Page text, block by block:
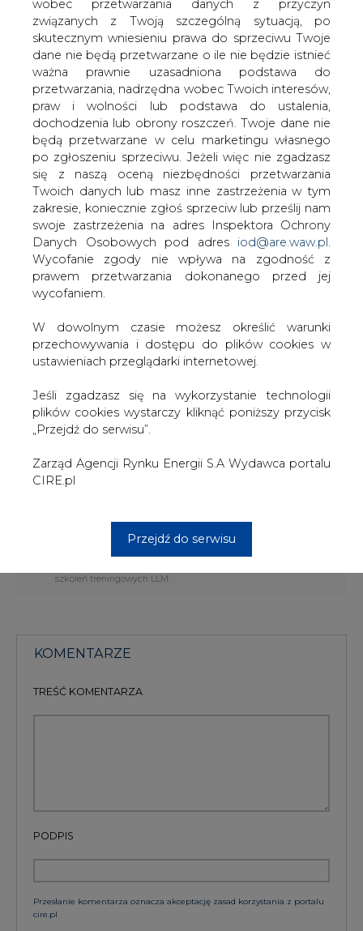
wobec przetwarzania danych z przyczyn
związanych z Twoją szczególną sytuacją, po
skutecznym wniesieniu prawa do sprzeciwu Twoje
dane nie będą przetwarzane o ile nie będzie istnieć
ważna prawnie uzasadniona podstawa do
przetwarzania, nadrzędna wobec Twoich interesów,
praw i wolności lub podstawa do ustalenia,
dochodzenia lub obrony roszczeń. Twoje dane nie
będą przetwarzane w celu marketingu własnego
po zgłoszeniu sprzeciwu. Jeżeli więc nie zgadzasz
się z naszą oceną niezbędności przetwarzania
Twoich danych lub masz inne zastrzeżenia w tym
zakresie, koniecznie zgłoś sprzeciw lub prześlij nam
swoje zastrzeżenia na adres Inspektora Ochrony
Danych Osobowych pod adres iod@are.waw.pl
Wycofanie zgody nie wpływa na zgodność z
prawem przetwarzania dokonanego przed jej
wycofaniem.
W dowolnym czasie możesz określić warunki
przechowywania i dostępu do plików cookies w
ustawieniach przeglądarki internetowej.
Jeśli zgadzasz się na wykorzystanie technologii
plików cookies wystarczy kliknąć poniższy przycisk
„Przejdź do serwisu”.
Zarząd Agencji Rynku Energii S.A Wydawca portalu
CIRE.pl
Przejdź do serwisu
wynika ze środowej wypowiedzi
wiceprezesa Lotosu ds. finansowych
Mariusza Machajewskiego.
"Na jesieni powinniśmy wyjść na plus w detalu" -
powiedział Machajewski dziennikarzom w środę. Dodał,
że Lotos zwiększył wolumen sprzedaży detalicznej w
pierwszym półroczu o 30,0%.
"Udało się to zrobić dzięki programom lojalnościowym,
promocjom i paliwu brandowanemu" - powiedział.
Przychody ze sprzedaży obszaru detalicznego w II
kwartale 2008 roku wyniosły 416 mln zł, a strata
operacyjna wyniosła 7 mln zł.
"Na wyniki finansowe Grupy Kapitałowej w II kwartale
wpływ miał proces związany z restrukturyzacją i
optymalizacją struktury sieci stacji" - czytamy w raporcie
kwartalnym.
Grupa Lotos posiadała na koniec czerwca 348 stacji paliw:
134 własnych, 138 patronackich i 88 partnerskich.
sprzedaży paliw w kraju. Strategia rozwoju spółki zakłada
wzrost udziału do 10,0% do 2012 roku.
szkoleń treningowych LLM.
KOMENTARZE
TREŚĆ KOMENTARZA
PODPIS
Przesłanie komentarza oznacza akceptację zasad korzystania z portalu
cire.pl